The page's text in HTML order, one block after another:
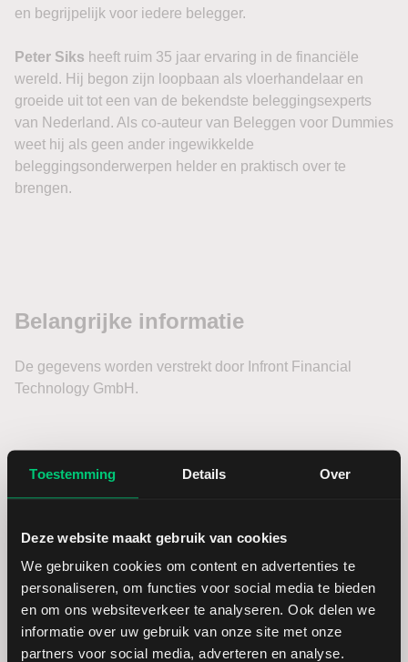
Toestemming Details Over
Deze website maakt gebruik van cookies
We gebruiken cookies om content en advertenties te
personaliseren, om functies voor social media te bieden
en om ons websiteverkeer te analyseren. Ook delen we
informatie over uw gebruik van onze site met onze
partners voor social media, adverteren en analyse.
en begrijpelijk voor iedere belegger.
Peter Siks heeft ruim 35 jaar ervaring in de financiële
wereld. Hij begon zijn loopbaan als vloerhandelaar en
groeide uit tot een van de bekendste beleggingsexperts
van Nederland. Als co-auteur van Beleggen voor Dummies
weet hij als geen ander ingewikkelde
beleggingsonderwerpen helder en praktisch over te
brengen.
Alle podcastafleveringen